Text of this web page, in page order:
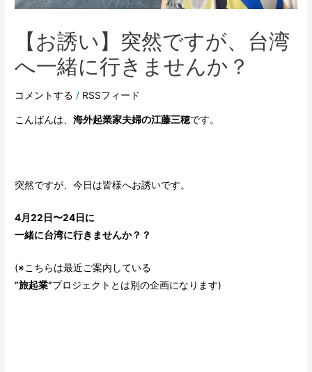
【お誘い】突然ですが、台湾
へ一緒に行きませんか？
コメントする / RSSフィード
こんばんは、海外起業家夫婦の江藤三穂です。
突然ですが、今日は皆様へお誘いです。
4月22日〜24日に
一緒に台湾に行きませんか？？
(※こちらは最近ご案内している
”旅起業”プロジェクトとは別の企画になります)